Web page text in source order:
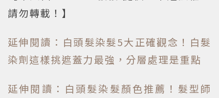
請勿轉載！】
延伸閱讀：白頭髮染髮5大正確觀念！白髮
染劑這樣挑遮蓋力最強，分層處理是重點
延伸閱讀：白頭髮染髮顏色推薦！髮型師